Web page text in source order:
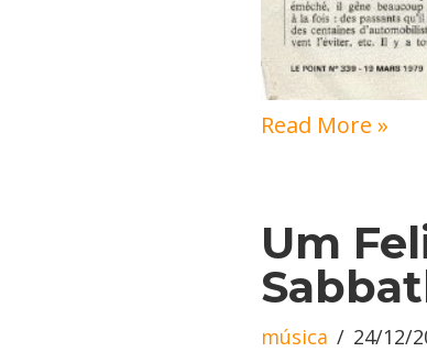
Read More »
Um
música 24/12/